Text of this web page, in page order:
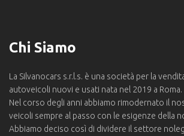
Chi Siamo
La Silvanocars s.r.l.s. è una società per la
autoveicoli nuovi e usati nata nel 2019 a Roma.
Nel corso degli anni abbiamo rimodernato il
veicoli sempre al passo con le esigenze della
Abbiamo deciso così di dividere il settore